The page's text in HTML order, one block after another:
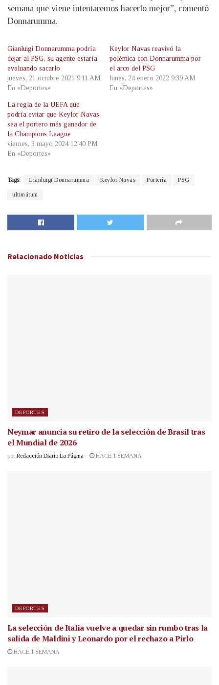
semana que viene intentaremos hacerlo mejor”, comentó
Donnarumma.
Gianluigi Donnarumma podría
dejar al PSG, su agente estaría
evaluando sacarlo
jueves, 21 octubre 2021 9:11 AM
En «Deportes»
Keylor Navas reavivó la
polémica con Donnarumma por
el arco del PSG
lunes, 24 enero 2022 9:39 AM
En «Deportes»
La regla de la UEFA que
podría evitar que Keylor Navas
sea el portero más ganador de
la Champions League
viernes, 3 mayo 2024 12:40 PM
En «Deportes»
Tags: Gianluigi Donnarumma Keylor Navas Portería PSG
ultimátum
Relacionado Noticias
DEPORTES
Neymar anuncia su retiro de la selección de Brasil tras
el Mundial de 2026
por Redacción Diario La Página HACE 1 SEMANA
DEPORTES
La selección de Italia vuelve a quedar sin rumbo tras la
salida de Maldini y Leonardo por el rechazo a Pirlo
HACE 1 SEMANA